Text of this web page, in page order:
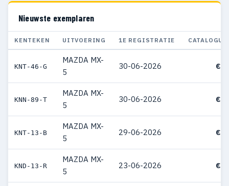
Nieuwste exemplaren
KENTEKEN UITVOERING 1E REGISTRATIE
KNT-46-G
MAZDA MX-
5
30-06-2026 €
KNN-89-T
MAZDA MX-
5
30-06-2026 €
KNT-13-B
MAZDA MX-
5
29-06-2026 €
KND-13-R
MAZDA MX-
5
23-06-2026 €